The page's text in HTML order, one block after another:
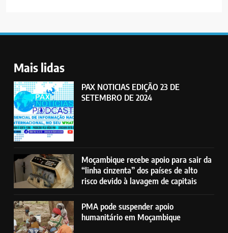
Mais lidas
PAX NOTICIAS EDIÇÃO 23 DE
SETEMBRO DE 2024
Moçambique recebe apoio para sair da
“linha cinzenta” dos países de alto
risco devido à lavagem de capitais
PMA pode suspender apoio
humanitário em Moçambique